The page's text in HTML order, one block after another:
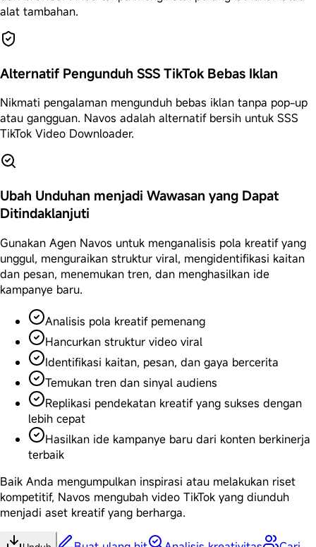
alat tambahan.
Alternatif Pengunduh SSS TikTok Bebas Iklan
Nikmati pengalaman mengunduh bebas iklan tanpa pop-up
atau gangguan. Navos adalah alternatif bersih untuk SSS
TikTok Video Downloader.
Ubah Unduhan menjadi Wawasan yang Dapat
Ditindaklanjuti
Gunakan Agen Navos untuk menganalisis pola kreatif yang
unggul, menguraikan struktur viral, mengidentifikasi kaitan
dan pesan, menemukan tren, dan menghasilkan ide
kampanye baru.
Analisis pola kreatif pemenang
Hancurkan struktur video viral
Identifikasi kaitan, pesan, dan gaya bercerita
Temukan tren dan sinyal audiens
Replikasi pendekatan kreatif yang sukses dengan
lebih cepat
Hasilkan ide kampanye baru dari konten berkinerja
terbaik
Baik Anda mengumpulkan inspirasi atau melakukan riset
kompetitif, Navos mengubah video TikTok yang diunduh
menjadi aset kreatif yang berharga.